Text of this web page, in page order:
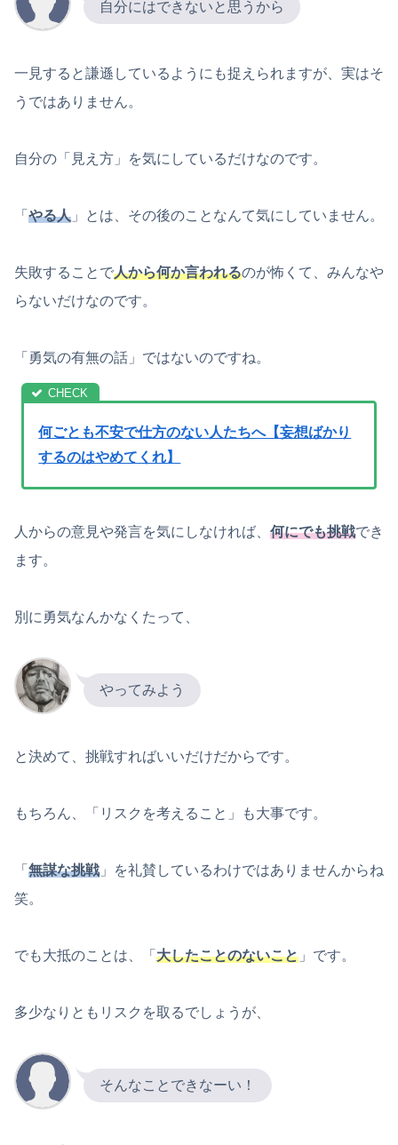
自分にはできないと思うから
一見すると謙遜しているようにも捉えられますが、実はそ
うではありません。
自分の「見え方」を気にしているだけなのです。
「 やる人 」とは、その後のことなんて気にしていません。
失敗することで人から何か言われるのが怖くて、みんなや
らないだけなのです。
「勇気の有無の話」ではないのですね。
何ごとも不安で仕方のない人たちへ【妄想ばかり
するのはやめてくれ】
人からの意見や発言を気にしなければ、 何にでも挑戦でき
ます。
別に勇気なんかなくたって、
やってみよう
と決めて、挑戦すればいいだけだからです。
もちろん、「リスクを考えること」も大事です。
「 無謀な挑戦」を礼賛しているわけではありませんからね
笑。
でも大抵のことは、「 大したことのないこと 」です。
多少なりともリスクを取るでしょうが、
そんなことできなーい！